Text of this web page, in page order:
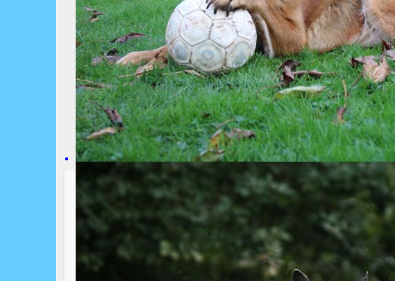
Jedem Anfang wohnt ein Zauber inne — Hermann Hesse